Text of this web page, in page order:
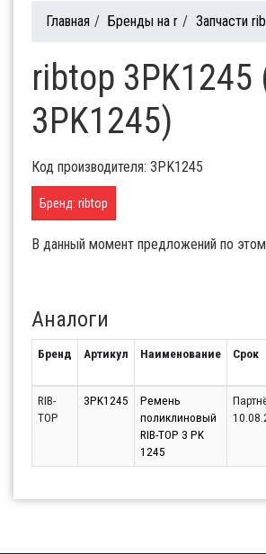
Главная / Бренды на r / Запчасти
ribtop 3PK1245
3PK1245)
Код производителя: 3PK1245
Бренд: ribtop
В данный момент предложений по
Аналоги
Бренд Артикул Наименование Срок
RIB-
TOP
3PK1245
Ремень
поликлиновый
RIB-TOP 3 PK
1245